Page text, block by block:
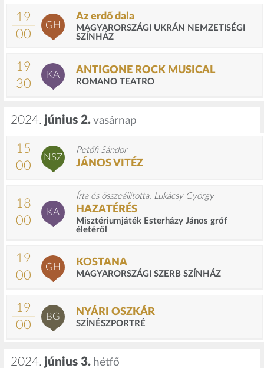
19
00
GH
Az erdő dala
MAGYARORSZÁGI UKRÁN NEMZETISÉGI
SZÍNHÁZ
19
30
KA ANTIGONE ROCK MUSICAL
ROMANO TEATRO
2024. június 2. vasárnap
15
00
NSZ
Petőfi Sándor
JÁNOS VITÉZ
18
00
KA
Írta és összeállította: Lukácsy György
HAZATÉRÉS
Misztériumjáték Esterházy János gróf
életéről
19
00
GH KOSTANA
MAGYARORSZÁGI SZERB SZÍNHÁZ
19
00
BG NYÁRI OSZKÁR
SZÍNÉSZPORTRÉ
2024. június 3. hétfő